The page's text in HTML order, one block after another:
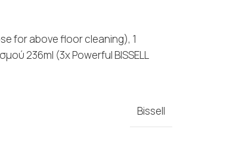
for above floor cleaning), 1
236ml (3x Powerful BISSELL
Bissell